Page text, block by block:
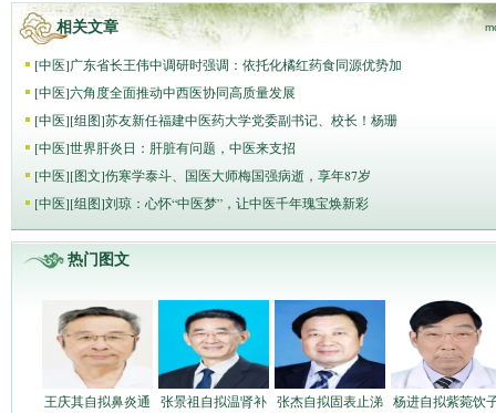
相关文章
[中医]广东省长王伟中调研时强调：依托化橘红药食同源优势加
[中医]六角度全面推动中西医协同高质量发展
[中医][组图]苏友新任福建中医药大学党委副书记、校长！杨珊
[中医]世界肝炎日：肝脏有问题，中医来支招
[中医][图文]伤寒学泰斗、国医大师梅国强病逝，享年87岁
[中医][组图]刘琼：心怀“中医梦”，让中医千年瑰宝焕新彩
热门图文
王庆其自拟鼻炎通 张景祖自拟温肾补 张杰自拟固表止涕 杨进自拟紫菀饮